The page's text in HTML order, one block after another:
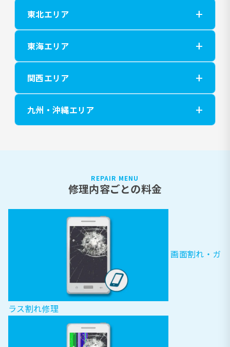
東北エリア
東海エリア
関西エリア
九州・沖縄エリア
REPAIR MENU
修理内容ごとの料金
画面割れ・ガ
ラス割れ修理